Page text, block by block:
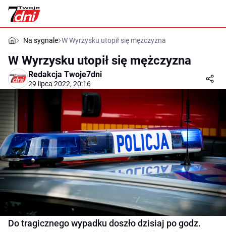
Na sygnale W Wyrzysku utopił się mężczyzna
W Wyrzysku utopił się mężczyzna
Redakcja Twoje7dni
29 lipca 2022, 20:16
Do tragicznego wypadku doszło dzisiaj po godz.